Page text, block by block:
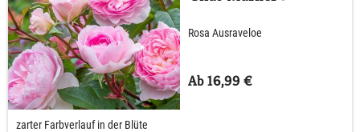
Rosa Ausraveloe
Ab 16,99 €
zarter Farbverlauf in der Blüte